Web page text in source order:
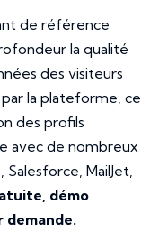
de référence
la qualité
des visiteurs
la plateforme, ce
des profils
avec de nombreux
MailJet,
démo